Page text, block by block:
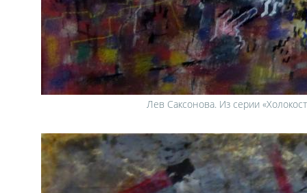
Лев Саксонова. Из серии